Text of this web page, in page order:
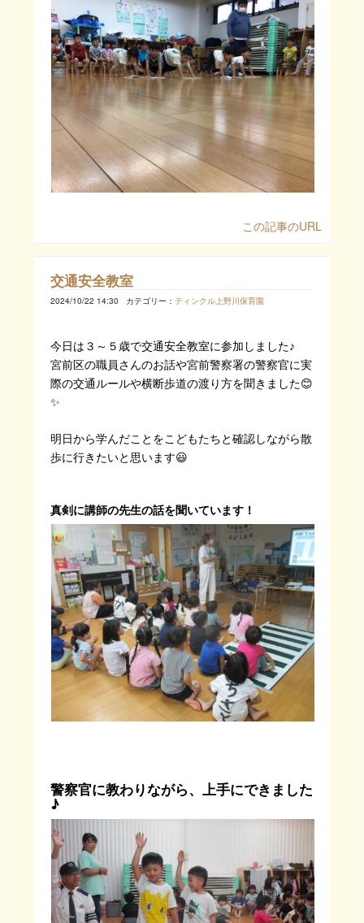
この記事のURL
交通安全教室
2024/10/22 14:30 カテゴリー： ティンクル上野川保育園
今日は３～５歳で交通安全教室に参加しました♪
宮前区の職員さんのお話や宮前警察署の警察官に実
際の交通ルールや横断歩道の渡り方を聞きました😊
✨
明日から学んだことをこどもたちと確認しながら散
歩に行きたいと思います😃
真剣に講師の先生の話を聞いています！
警察官に教わりながら、上手にできました
♪